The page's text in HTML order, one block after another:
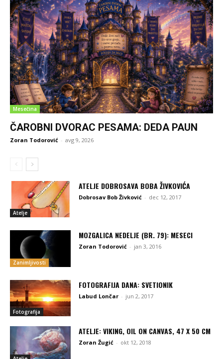
Mesečina
ČAROBNI DVORAC PESAMA: DEDA PAUN
Zoran Todorović - avg 9, 2026
Atelje
ATELJE DOBROSAVA BOBA ŽIVKOVIĆA
Dobrosav Bob Živković - dec 12, 2017
Zanimljivosti
MOZGALICA NEDELJE (BR. 79): MESECI
Zoran Todorović - jan 3, 2016
Fotografija
FOTOGRAFIJA DANA: SVETIONIK
Labud Lončar - jun 2, 2017
ATELJE: VIKING, OIL ON CANVAS, 47 X 50 CM
Zoran Žugić - okt 12, 2018